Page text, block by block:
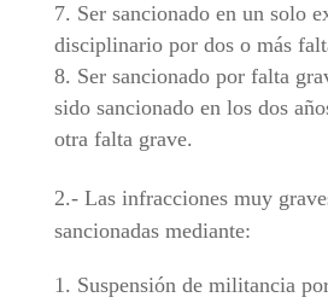
Ser sancionado en un solo
disciplinario por dos o más
Ser sancionado por falta
sido sancionado en los dos
otra falta grave.
2.- Las infracciones muy
sancionadas mediante:
Suspensión de militancia